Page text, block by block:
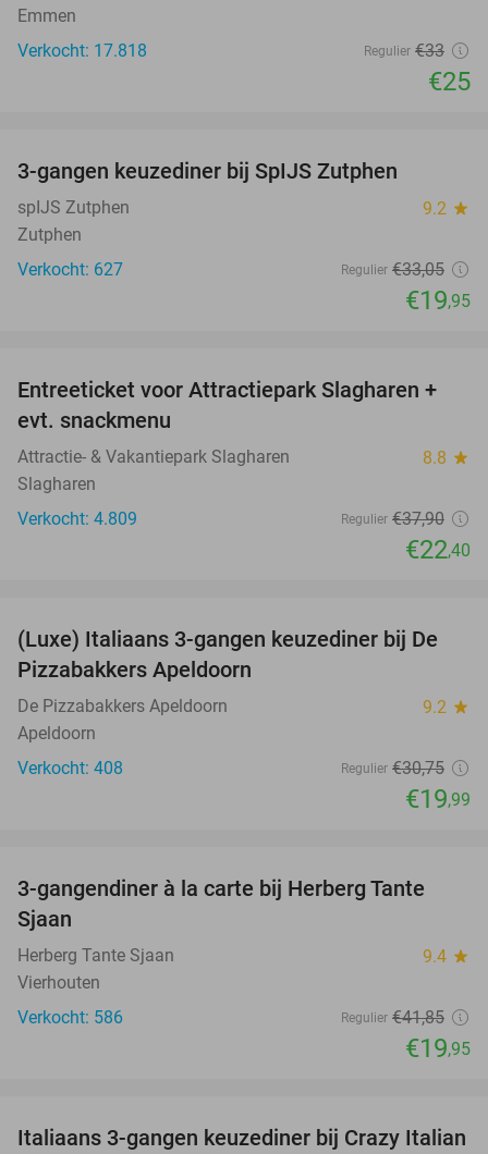
Emmen
Verkocht: 17.818
Regulier €33
€25
3-gangen keuzediner bij SpIJS Zutphen
spIJS Zutphen 9.2 star
Zutphen
Verkocht: 627
Regulier €33,05
€19,95
41%
Entreeticket voor Attractiepark Slagharen +
evt. snackmenu
Attractie- & Vakantiepark Slagharen 8.8 star
Slagharen
Verkocht: 4.809
Regulier €37,90
€22,40
35%
(Luxe) Italiaans 3-gangen keuzediner bij De
Pizzabakkers Apeldoorn
De Pizzabakkers Apeldoorn 9.2 star
Apeldoorn
Verkocht: 408
Regulier €30,75
€19,99
52%
3-gangendiner à la carte bij Herberg Tante
Sjaan
Herberg Tante Sjaan 9.4 star
Vierhouten
Verkocht: 586
Regulier €41,85
€19,95
27%
Italiaans 3-gangen keuzediner bij Crazy Italian